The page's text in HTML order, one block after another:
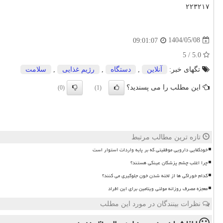
۲۲۳۲۱۷
1404/05/08
09:01:07
تگهای خبر:
آنلاین دستگاه رژیم غذایی سلامت
این مطلب را می پسندید؟ (1)
(0)
تازه ترین مطالب مرتبط
خودکفایی دارویی موفقیتی که بر پایه واردات استوار است
چرا اغلب چشم پزشکان عینکی هستند؟
کدام خوراکی ها از لخته شدن خون جلوگیری می کنند؟
معجزه مصرف روزانه مولتی ویتامین برای این افراد
نظرات بینندگان در مورد این مطلب